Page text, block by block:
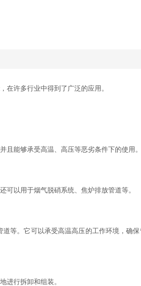
在许多行业中得到了广泛的应用。
能够承受高温、高压等恶劣条件下的使用。
以用于烟气脱硝系统、焦炉排放管道等。
等。它可以承受高温高压的工作环境，确保
行拆卸和组装。